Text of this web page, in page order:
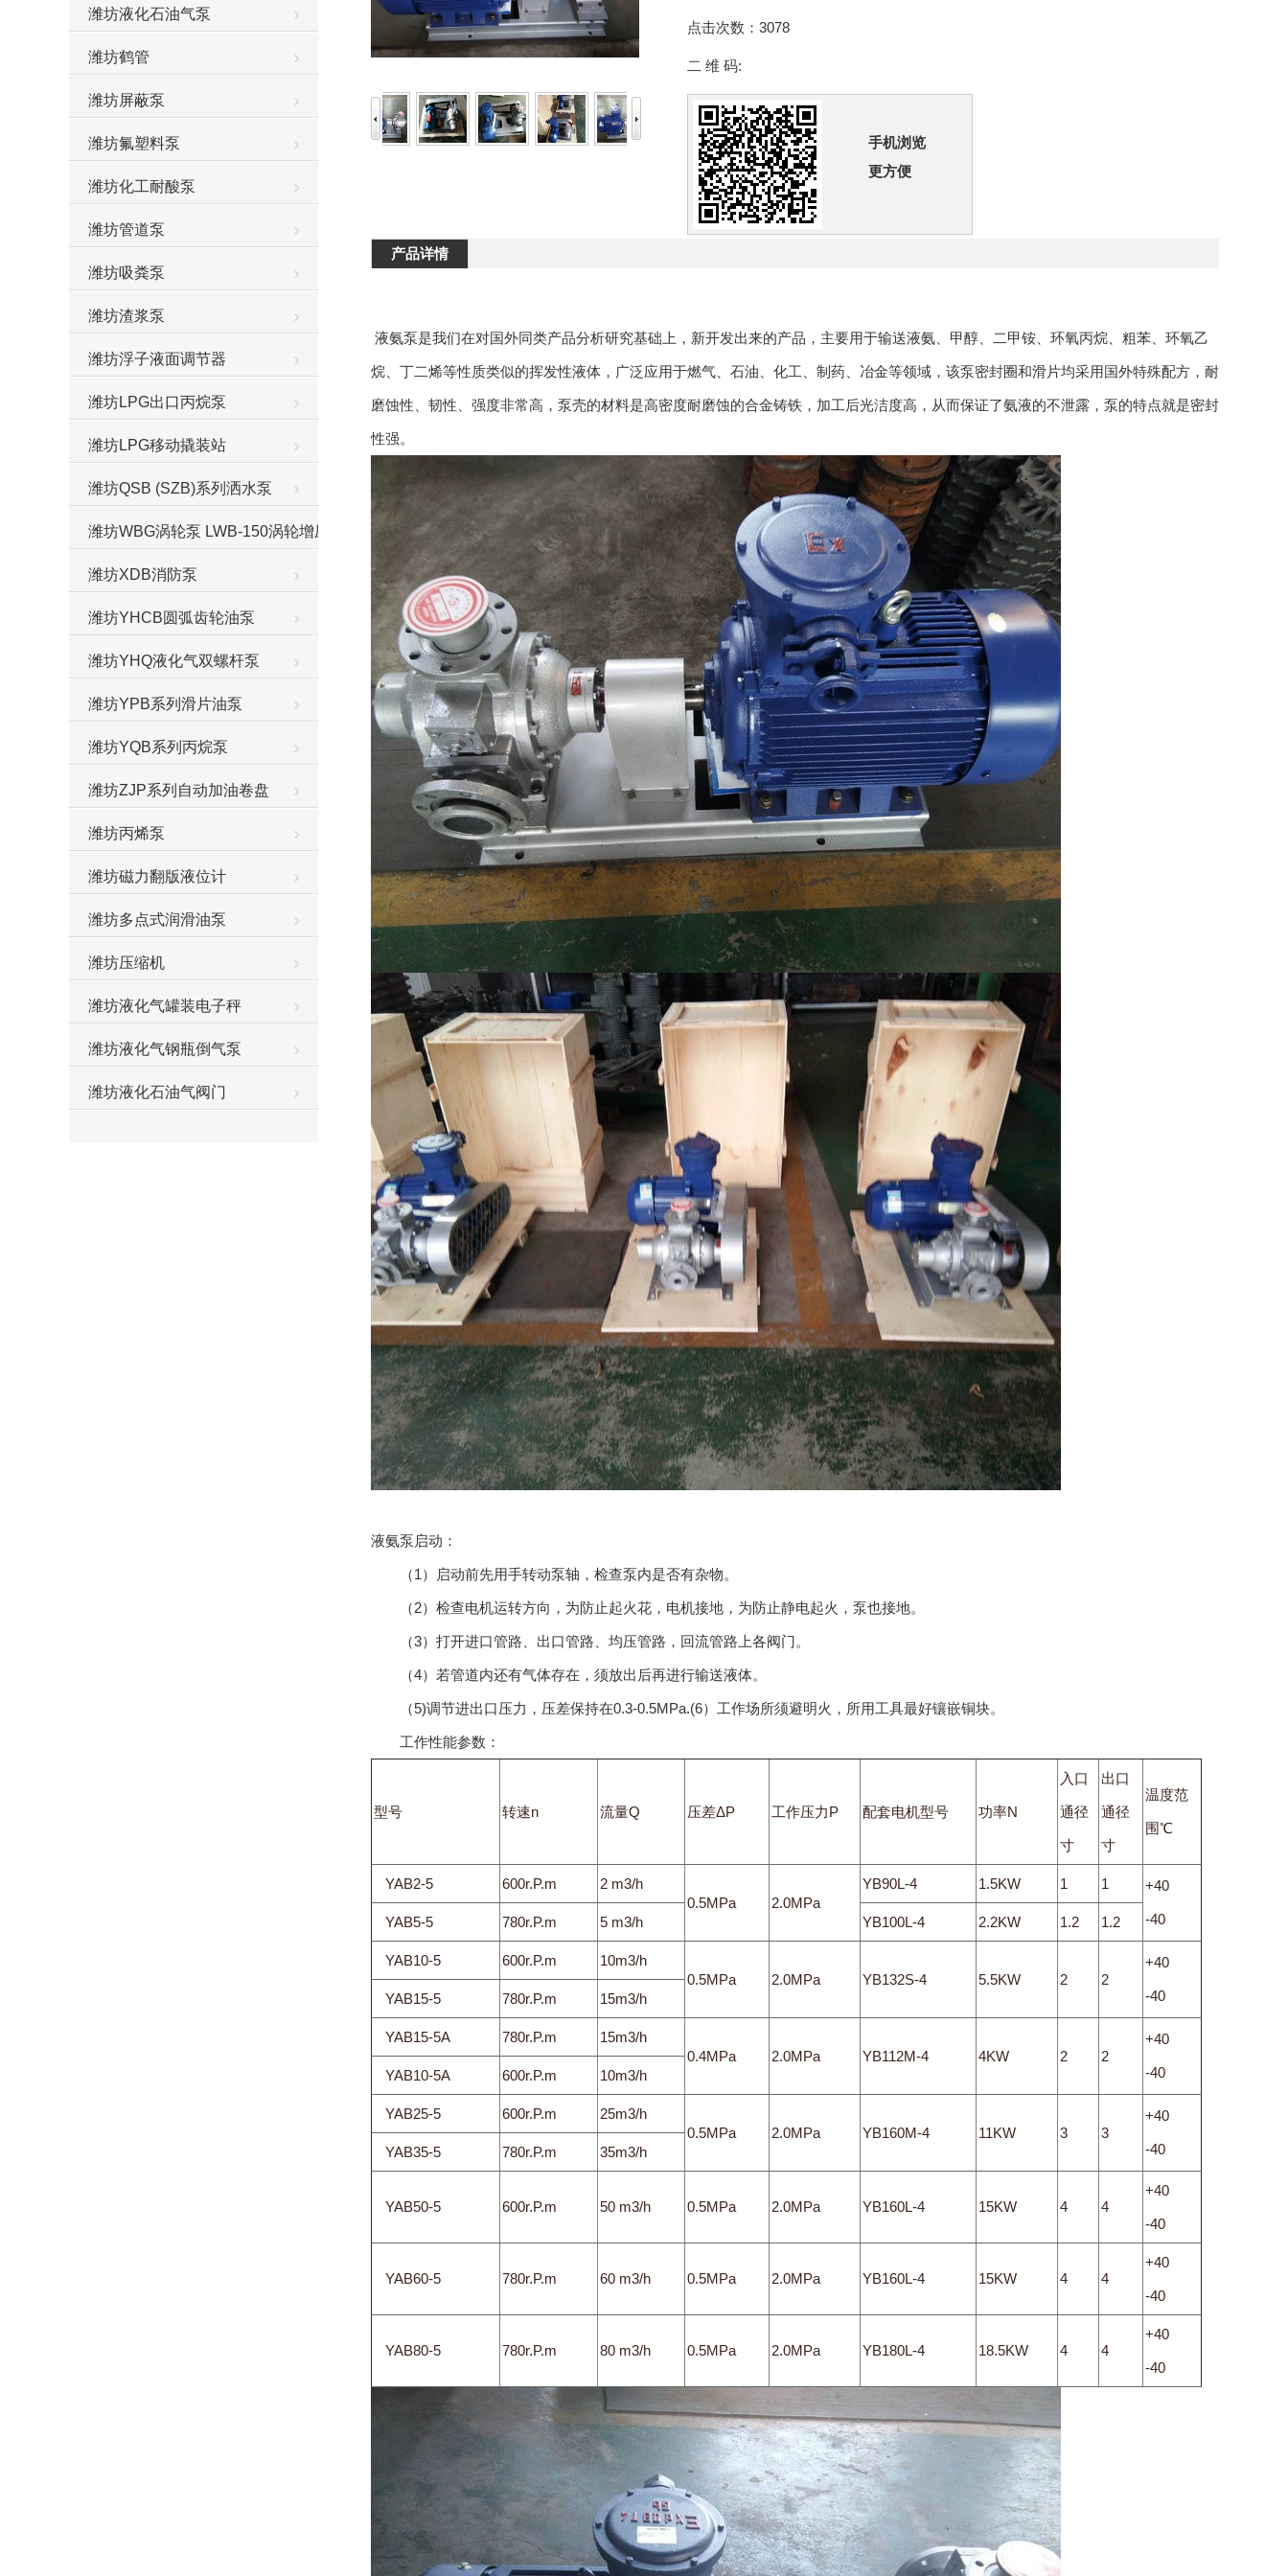
潍坊液化石油气泵
潍坊鹤管
潍坊屏蔽泵
潍坊氟塑料泵
潍坊化工耐酸泵
潍坊管道泵
潍坊吸粪泵
潍坊渣浆泵
潍坊浮子液面调节器
潍坊LPG出口丙烷泵
潍坊LPG移动撬装站
潍坊QSB (SZB)系列洒水泵
潍坊WBG涡轮泵 LWB-150涡轮增压泵
潍坊XDB消防泵
潍坊YHCB圆弧齿轮油泵
潍坊YHQ液化气双螺杆泵
潍坊YPB系列滑片油泵
潍坊YQB系列丙烷泵
潍坊ZJP系列自动加油卷盘
潍坊丙烯泵
潍坊磁力翻版液位计
潍坊多点式润滑油泵
潍坊压缩机
潍坊液化气罐装电子秤
潍坊液化气钢瓶倒气泵
潍坊液化石油气阀门
点击次数： 3078
二 维 码:
手机浏览
更方便
产品详情
液氨泵是我们在对国外同类产品分析研究基础上，新开发出来的产品，主要用于输送液氨、甲醇、二甲铵、环氧丙烷、粗苯、环氧乙
烷、丁二烯等性质类似的挥发性液体，广泛应用于燃气、石油、化工、制药、冶金等领域，该泵密封圈和滑片均采用国外特殊配方，耐
磨蚀性、韧性、强度非常高，泵壳的材料是高密度耐磨蚀的合金铸铁，加工后光洁度高，从而保证了氨液的不泄露，泵的特点就是密封
性强。
液氨泵启动：
（1）启动前先用手转动泵轴，检查泵内是否有杂物。
（2）检查电机运转方向，为防止起火花，电机接地，为防止静电起火，泵也接地。
（3）打开进口管路、出口管路、均压管路，回流管路上各阀门。
（4）若管道内还有气体存在，须放出后再进行输送液体。
（5)调节进出口压力，压差保持在0.3-0.5MPa.(6）工作场所须避明火，所用工具最好镶嵌铜块。
工作性能参数：
型号 转速n 流量Q 压差ΔP 工作压力P 配套电机型号 功率N
入口
通径
寸
出口
通径
寸
温度范
围℃
YAB2-5 600r.P.m
2 m3/h
0.5MPa
2.0MPa
YB90L-4 1.5KW 1 1 +40
-40
YAB5-5 780r.P.m 5 m3/h YB100L-4 2.2KW 1.2 1.2
YAB10-5 600r.P.m
10m3/h
0.5MPa
2.0MPa YB132S-4 5.5KW 2 2
+40
-40
YAB15-5 780r.P.m 15m3/h
YAB15-5A 780r.P.m
15m3/h
0.4MPa
2.0MPa YB112M-4 4KW 2 2
+40
-40
YAB10-5A 600r.P.m 10m3/h
YAB25-5 600r.P.m
25m3/h
0.5MPa
2.0MPa YB160M-4 11KW 3 3
+40
-40
YAB35-5 780r.P.m 35m3/h
YAB50-5 600r.P.m 50 m3/h 0.5MPa 2.0MPa YB160L-4 15KW 4 4
+40
-40
YAB60-5 780r.P.m 60 m3/h 0.5MPa 2.0MPa YB160L-4 15KW 4 4
+40
-40
YAB80-5 780r.P.m 80 m3/h 0.5MPa 2.0MPa YB180L-4 18.5KW 4 4
+40
-40